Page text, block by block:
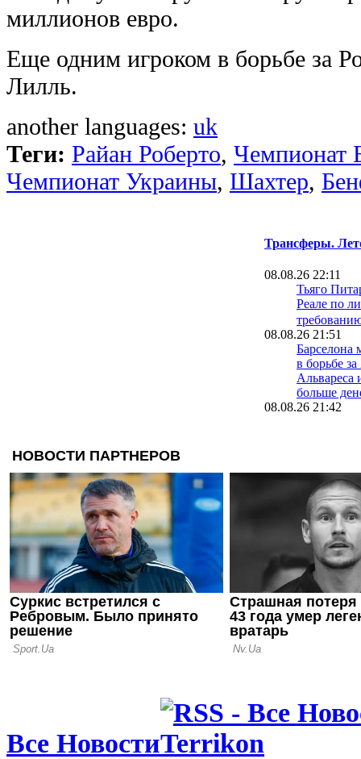
миллионов евро.
Еще одним игроком в борьбе за
Лилль.
another languages: uk
Теги: Райан Роберто, Чемпионат
Чемпионат Украины, Шахтер,
Трансферы.
08.08.26 22:11
Тьяго
Реале по
08.08.26 21:51
Барселона
в борьбе
Альвареса
больше
08.08.26 21:42
08.08.26 21:33
Усман
в клуб
миллионов
08.08.26 19:59
Ипсвич
контракт
Все Новости